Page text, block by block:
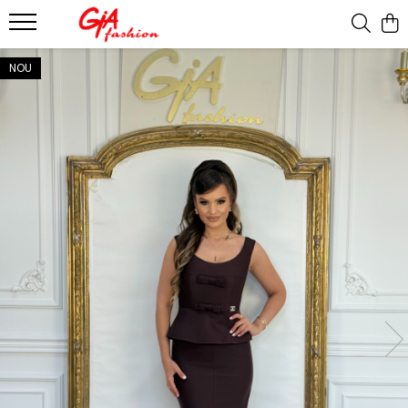
Produsele noastre
Rochii de zi
Bride to be
Rochii elegante
Rochii lungi
Compleuri
Compleuri sport
Compleuri elegante
Salopete
Geci
Accesorii
NOU